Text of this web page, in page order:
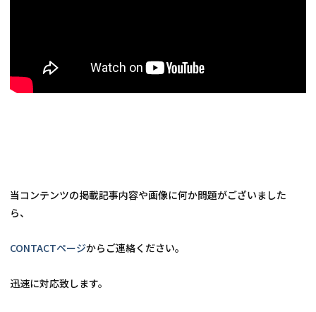
当コンテンツの掲載記事内容や画像に何か問題がございました
ら、
CONTACTページからご連絡ください。